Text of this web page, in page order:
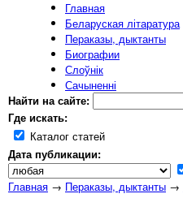
Главная
Беларуская літаратура
Пераказы, дыктанты
Биографии
Слоўнік
Сачыненні
Найти на сайте:
Где искать:
Каталог статей
Дата публикации:
Главная → Пераказы, дыктанты →